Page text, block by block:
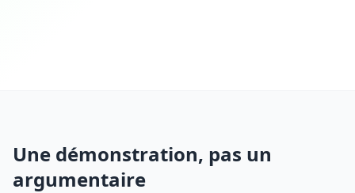
Une démonstration, pas un
argumentaire